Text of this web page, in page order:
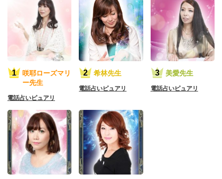
咲耶ローズマリ
ー先生
電話占いピュアリ
希林先生
電話占いピュアリ
美愛先生
電話占いピュアリ